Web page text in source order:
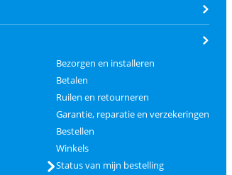
Bezorgen en installeren
Betalen
Ruilen en retourneren
Garantie, reparatie en verzekeringen
Bestellen
Winkels
Status van mijn bestelling